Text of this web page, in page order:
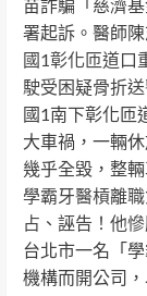
苗詐騙「慈濟
署起訴。醫師
國1彰化匝道
駛受困疑骨折
國1南下彰化匝
大車禍，一輛
幾乎全毀，整
學霸牙醫槓離
占、誣告！他
台北市一名「
機構而開公司